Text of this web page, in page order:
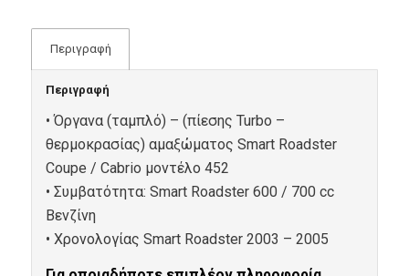
Περιγραφή
Περιγραφή
• Όργανα (ταμπλό) – (πίεσης Turbo –
θερμοκρασίας) αμαξώματος Smart Roadster
Coupe / Cabrio μοντέλο 452
• Συμβατότητα: Smart Roadster 600 / 700 cc
Βενζίνη
• Xρονολογίας Smart Roadster 2003 – 2005